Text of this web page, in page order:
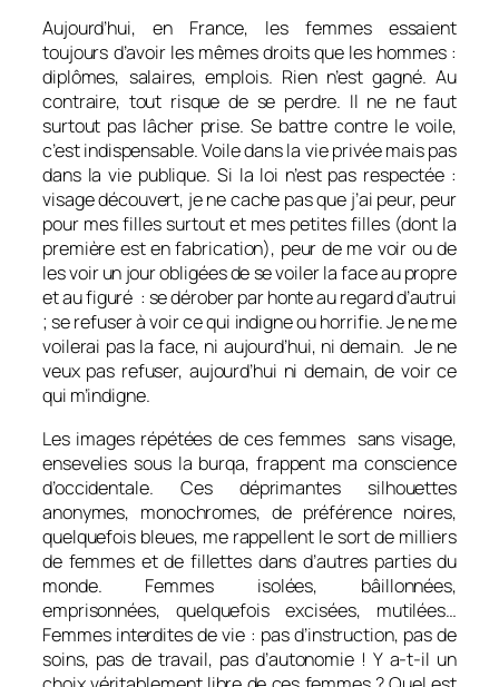
Aujourd’hui, en France, les femmes essaient
toujours d’avoir les mêmes droits que les hommes :
diplômes, salaires, emplois. Rien n’est gagné. Au
contraire, tout risque de se perdre. Il ne ne faut
surtout pas lâcher prise. Se battre contre le voile,
c’est indispensable. Voile dans la vie privée mais pas
dans la vie publique. Si la loi n’est pas respectée :
visage découvert, je ne cache pas que j’ai peur, peur
pour mes filles surtout et mes petites filles (dont la
première est en fabrication), peur de me voir ou de
les voir un jour obligées de se voiler la face au propre
et au figuré : se dérober par honte au regard d’autrui
; se refuser à voir ce qui indigne ou horrifie. Je ne me
voilerai pas la face, ni aujourd’hui, ni demain. Je ne
veux pas refuser, aujourd’hui ni demain, de voir ce
qui m’indigne.
Les images répétées de ces femmes sans visage,
ensevelies sous la burqa, frappent ma conscience
d’occidentale. Ces déprimantes silhouettes
anonymes, monochromes, de préférence noires,
quelquefois bleues, me rappellent le sort de milliers
de femmes et de fillettes dans d’autres parties du
monde. Femmes isolées, bâillonnées,
emprisonnées, quelquefois excisées, mutilées…
Femmes interdites de vie : pas d’instruction, pas de
soins, pas de travail, pas d’autonomie ! Y a-t-il un